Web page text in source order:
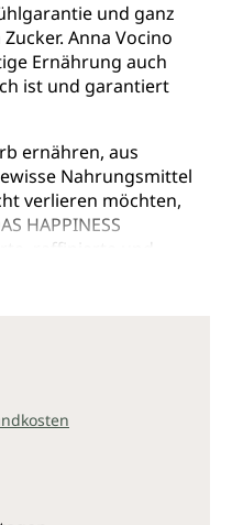
und ganz
Anna Vocino
Ernährung auch
ist und garantiert
ernähren, aus
Nahrungsmittel
verlieren möchten,
HAPPINESS
raffinierte und
fehlen lassen! Ihre
süßen
mit Schokosplittern
Fans gefunden.
KOCHBUCH dort zu
an Zöliakie leidet, weiß